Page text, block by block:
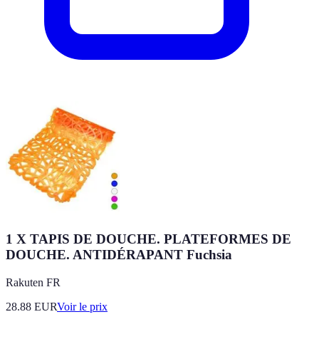
1 X TAPIS DE DOUCHE. PLATEFORMES DE
DOUCHE. ANTIDÉRAPANT Fuchsia
Rakuten FR
28.88 EURVoir le prix